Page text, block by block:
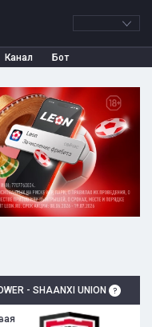
Канал Бот
- SHAANXI UNION